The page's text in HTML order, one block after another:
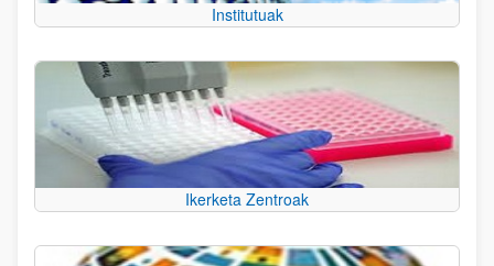
Institutuak
Ikerketa Zentroak